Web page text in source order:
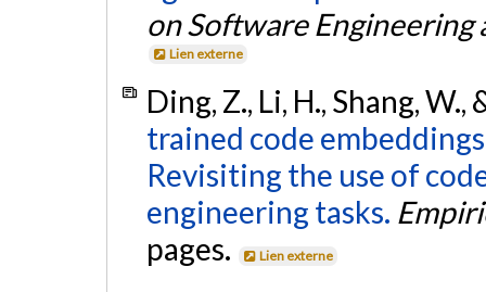
on Software
Lien externe
Ding, Z., Li, H., Shang,
trained code
Revisiting the use of
engineering tasks.
pages.
Lien externe